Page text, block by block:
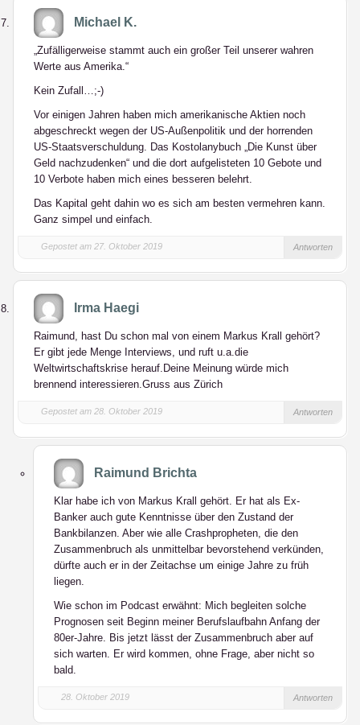
Michael K.
„Zufälligerweise stammt auch ein großer Teil unserer wahren
Werte aus Amerika.“
Kein Zufall…;-)
Vor einigen Jahren haben mich amerikanische Aktien noch
abgeschreckt wegen der US-Außenpolitik und der horrenden
US-Staatsverschuldung. Das Kostolanybuch „Die Kunst über
Geld nachzudenken“ und die dort aufgelisteten 10 Gebote und
10 Verbote haben mich eines besseren belehrt.
Das Kapital geht dahin wo es sich am besten vermehren kann.
Ganz simpel und einfach.
Gepostet am 27. Oktober 2019 Antworten
Irma Haegi
Raimund, hast Du schon mal von einem Markus Krall gehört?
Er gibt jede Menge Interviews, und ruft u.a.die
Weltwirtschaftskrise herauf.Deine Meinung würde mich
brennend interessieren.Gruss aus Zürich
Gepostet am 28. Oktober 2019 Antworten
Raimund Brichta
Klar habe ich von Markus Krall gehört. Er hat als Ex-
Banker auch gute Kenntnisse über den Zustand der
Bankbilanzen. Aber wie alle Crashpropheten, die den
Zusammenbruch als unmittelbar bevorstehend verkünden,
dürfte auch er in der Zeitachse um einige Jahre zu früh
liegen.
Wie schon im Podcast erwähnt: Mich begleiten solche
Prognosen seit Beginn meiner Berufslaufbahn Anfang der
80er-Jahre. Bis jetzt lässt der Zusammenbruch aber auf
sich warten. Er wird kommen, ohne Frage, aber nicht so
bald.
28. Oktober 2019 Antworten